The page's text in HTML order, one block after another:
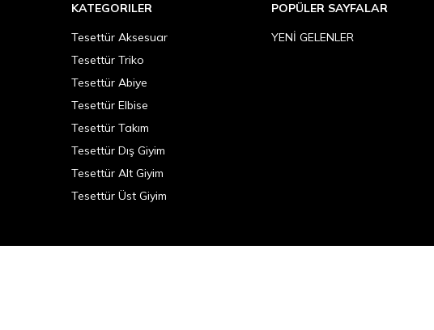
KATEGORILER
Tesettür Aksesuar
Tesettür Triko
Tesettür Abiye
Tesettür Elbise
Tesettür Takım
Tesettür Dış Giyim
Tesettür Alt Giyim
Tesettür Üst Giyim
POPÜLER SAYFALAR
YENİ GELENLER